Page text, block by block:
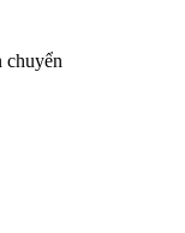
chuyển